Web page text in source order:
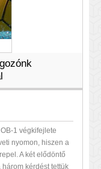
1 végkifejlete
nyomon, hiszen a
A két elődöntő
kérdést tettük